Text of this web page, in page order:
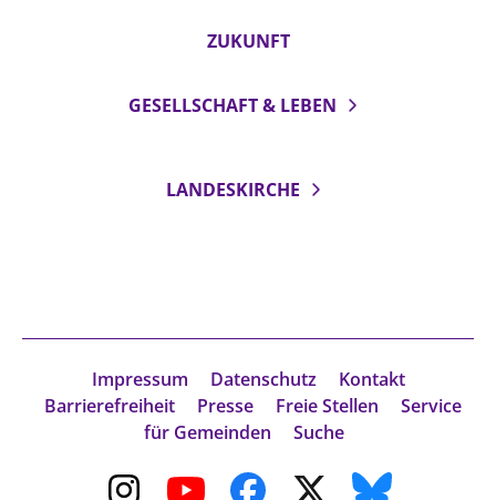
ZUKUNFT
GESELLSCHAFT & LEBEN
LANDESKIRCHE
Impressum Datenschutz
Kontakt
Barrierefreiheit
Presse Freie Stellen
Service
für Gemeinden
Suche